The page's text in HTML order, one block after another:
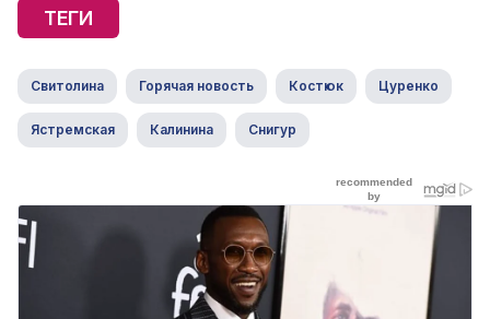
ТЕГИ
Свитолина Горячая новость Костюк Цуренко
Ястремская Калинина Снигур